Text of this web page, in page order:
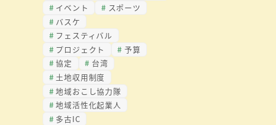
イベント
スポーツ
バスケ
フェスティバル
プロジェクト
予算
協定
台湾
土地収用制度
地域おこし協力隊
地域活性化起業人
多古IC